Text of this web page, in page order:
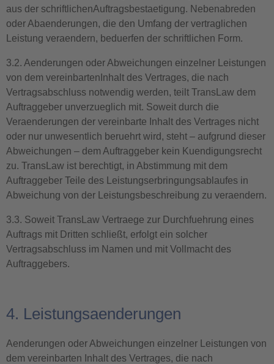
aus der schriftlichenAuftragsbestaetigung. Nebenabreden
oder Abaenderungen, die den Umfang der vertraglichen
Leistung veraendern, beduerfen der schriftlichen Form.
3.2. Aenderungen oder Abweichungen einzelner Leistungen
von dem vereinbartenInhalt des Vertrages, die nach
Vertragsabschluss notwendig werden, teilt TransLaw dem
Auftraggeber unverzueglich mit. Soweit durch die
Veraenderungen der vereinbarte Inhalt des Vertrages nicht
oder nur unwesentlich beruehrt wird, steht – aufgrund dieser
Abweichungen – dem Auftraggeber kein Kuendigungsrecht
zu. TransLaw ist berechtigt, in Abstimmung mit dem
Auftraggeber Teile des Leistungserbringungsablaufes in
Abweichung von der Leistungsbeschreibung zu veraendern.
3.3. Soweit TransLaw Vertraege zur Durchfuehrung eines
Auftrags mit Dritten schließt, erfolgt ein solcher
Vertragsabschluss im Namen und mit Vollmacht des
Auftraggebers.
4. Leistungsaenderungen
Aenderungen oder Abweichungen einzelner Leistungen von
dem vereinbarten Inhalt des Vertrages, die nach